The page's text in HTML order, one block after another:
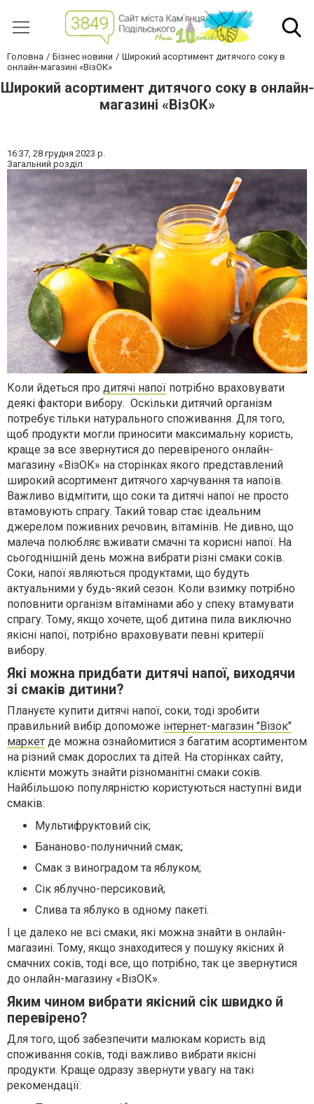
Головна Бізнес новини
Широкий асортимент дитячого соку в
онлайн-магазині «ВізОК»
Широкий асортимент дитячого соку в онлайн-
магазині «ВізОК»
16:37, 28 грудня 2023 р.
Загальний розділ
Коли йдеться про дитячі напої потрібно враховувати
деякі фактори вибору. Оскільки дитячий організм
потребує тільки натурального споживання. Для того,
щоб продукти могли приносити максимальну користь,
краще за все звернутися до перевіреного онлайн-
магазину «ВізОК» на сторінках якого представлений
широкий асортимент дитячого харчування та напоїв.
Важливо відмітити, що соки та дитячі напої не просто
втамовують спрагу. Такий товар стає ідеальним
джерелом поживних речовин, вітамінів. Не дивно, що
малеча полюбляє вживати смачні та корисні напої. На
сьогоднішній день можна вибрати різні смаки соків.
Соки, напої являються продуктами, що будуть
актуальними у будь-який сезон. Коли взимку потрібно
поповнити організм вітамінами або у спеку втамувати
спрагу. Тому, якщо хочете, щоб дитина пила виключно
якісні напої, потрібно враховувати певні критерії
вибору.
Які можна придбати дитячі напої, виходячи
зі смаків дитини?
Плануєте купити дитячі напої, соки, тоді зробити
правильний вибір допоможе інтернет-магазин "Візок"
маркет де можна ознайомитися з багатим асортиментом
на різний смак дорослих та дітей. На сторінках сайту,
клієнти можуть знайти різноманітні смаки соків.
Найбільшою популярністю користуються наступні види
смаків:
Мультифруктовий сік;
Бананово-полуничний смак;
Смак з виноградом та яблуком;
Сік яблучно-персиковий;
Слива та яблуко в одному пакеті.
І це далеко не всі смаки, які можна знайти в онлайн-
магазині. Тому, якщо знаходитеся у пошуку якісних й
смачних соків, тоді все, що потрібно, так це звернутися
до онлайн-магазину «ВізОК».
Яким чином вибрати якісний сік швидко й
перевірено?
Для того, щоб забезпечити малюкам користь від
споживання соків, тоді важливо вибрати якісні
продукти. Краще одразу звернути увагу на такі
рекомендації: